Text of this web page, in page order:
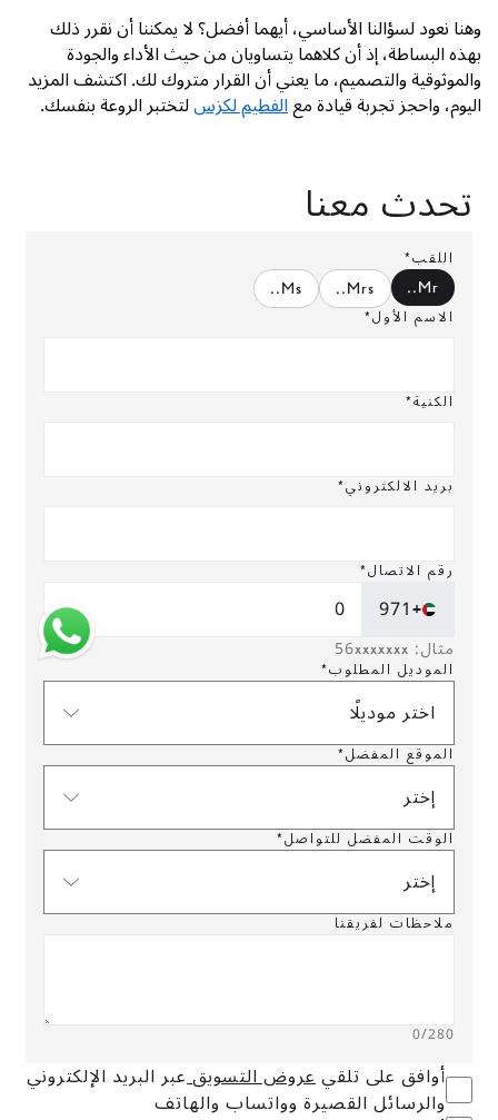
وهنا نعود لسؤالنا الأساسي، أيهما أفضل؟ لا يمكننا أن نقرر ذلك
بهذه البساطة، إذ أن كلاهما يتساويان من حيث الأداء والجودة
والموثوقية والتصميم، ما يعني أن القرار متروك لك. اكتشف المزيد
اليوم، واحجز تجربة قيادة معالفطيم لكزسلتختبر الروعة بنفسك.
تحدث معنا
اللقب*
Mr.
.
Mrs.
.
Ms.
.
الاسم الأول*
الكنية*
بريد الالكتروني*
رقم الاتصال*
+971
مثال: 56xxxxxxx
الموديل المطلوب*
اختر موديلًا
الموقع المفضل*
إختر
الوقت المفضل للتواصل*
إختر
ملاحظات لفريقنا
0/280
أوافق على تلقيعروض التسويق عبر البريد الإلكتروني
والرسائل القصيرة وواتساب والهاتف